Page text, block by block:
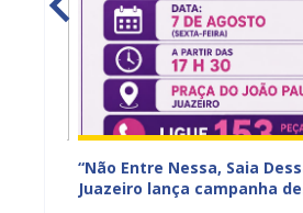
“Não Entre Nessa, Saia
Juazeiro lança campanha de